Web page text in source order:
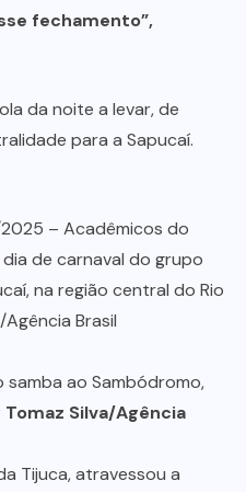
fechamento”,
da noite a levar, de
para a Sapucaí.
samba ao Sambódromo,
Tomaz Silva/Agência
Tijuca, atravessou a